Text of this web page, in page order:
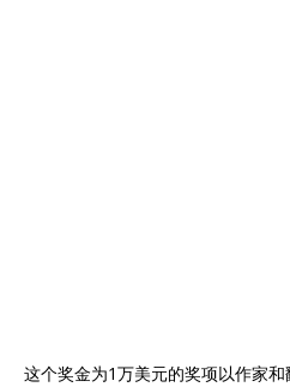
这个奖金为1万美元的奖项以作家